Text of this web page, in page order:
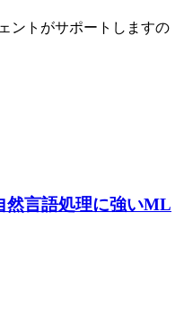
ントがサポートしますの
然言語処理に強いML